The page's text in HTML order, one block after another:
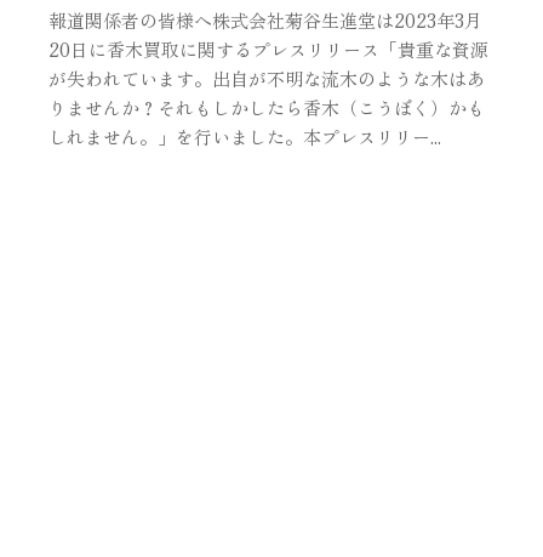
報道関係者の皆様へ株式会社菊谷生進堂は2023年3月
20日に香木買取に関するプレスリリース「貴重な資源
が失われています。出自が不明な流木のような木はあ
りませんか？それもしかしたら香木（こうぼく）かも
しれません。」を行いました。本プレスリリー...